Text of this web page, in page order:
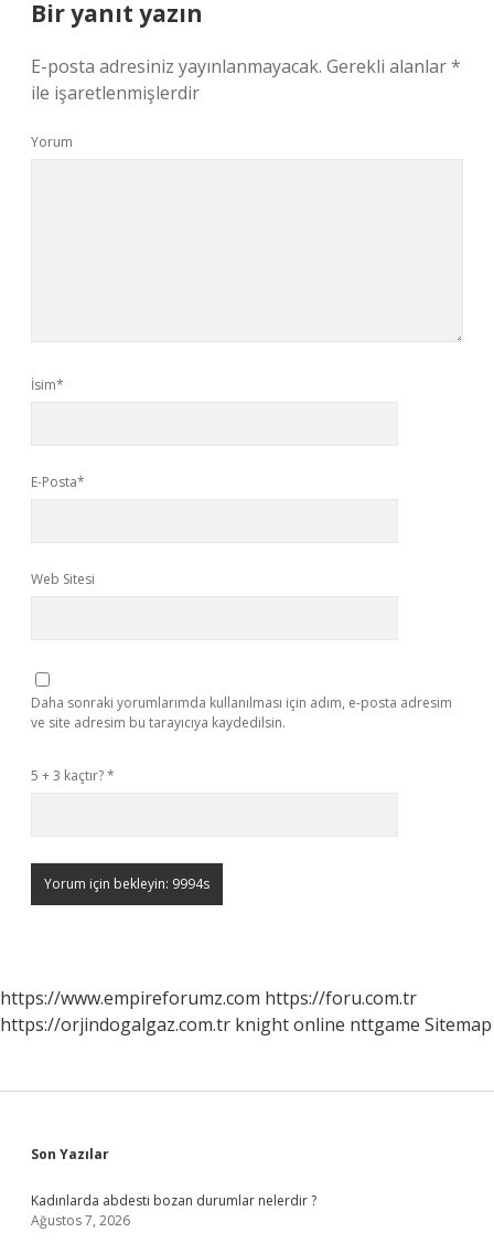
Bir yanıt yazın
E-posta adresiniz yayınlanmayacak. Gerekli alanlar*
ile işaretlenmişlerdir
Yorum
İsim*
E-Posta*
Web Sitesi
Daha sonraki yorumlarımda kullanılması için adım, e-posta adresim
ve site adresim bu tarayıcıya kaydedilsin.
5 + 3 kaçtır?*
https://www.empireforumz.com https://foru.com.tr
https://orjindogalgaz.com.tr knight online nttgame Sitemap
Sidebar
Son Yazılar
Kadınlarda abdesti bozan durumlar nelerdir ?
Ağustos 7, 2026